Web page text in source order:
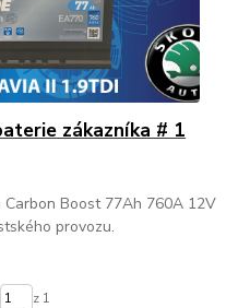
zákazníka # 1
Carbon Boost 77Ah 760A 12V
provozu.
z 1